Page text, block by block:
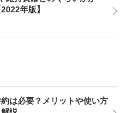
年版】
は必要？メリットや使い方